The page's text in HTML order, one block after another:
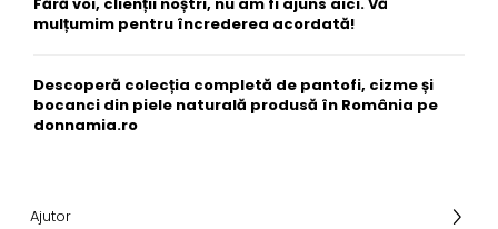
mulțumim pentru încrederea acordată!
Descoperă colecția completă de pantofi, cizme și
bocanci din piele naturală produsă în România pe
donnamia.ro
Ajutor